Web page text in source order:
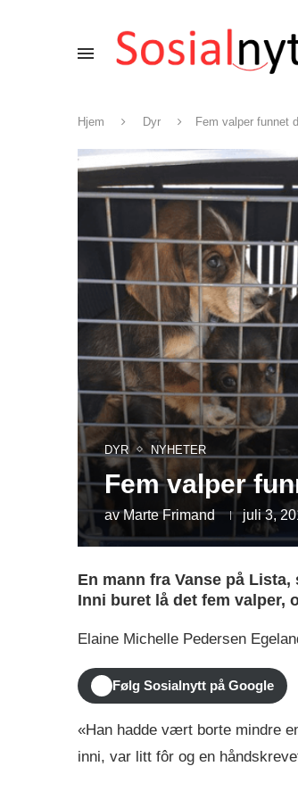
Hjem Dyr Fem valper funnet
DYR NYHETER
Fem valper
avMarte Frimand juli 3,
En mann fra Vanse på
Inni buret lå det fem valper,
Elaine Michelle Pedersen
Følg Sosialnytt på Google
«Han hadde vært borte mindre
inni, var litt fôr og en